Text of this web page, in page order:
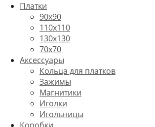
Платки
90x90
110x110
130x130
70х70
Аксессуары
Кольца для платков
Зажимы
Магнитики
Иголки
Игольницы